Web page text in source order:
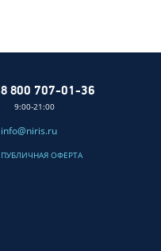
8 800 707-01-36
9:00-21:00
info@niris.ru
ПУБЛИЧНАЯ ОФЕРТА